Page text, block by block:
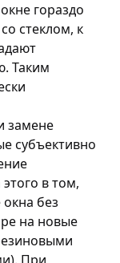
гораздо
стеклом, к
Таким
замене
субъективно
в том,
без
на новые